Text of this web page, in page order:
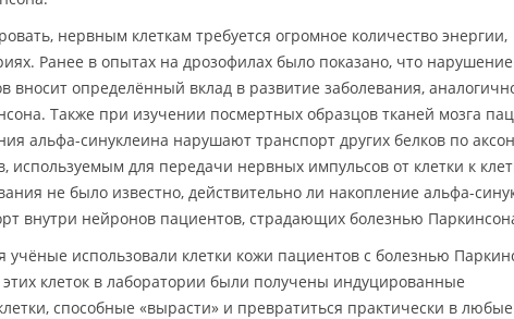
нервным клеткам требуется огромное количество энергии,
Ранее в опытах на дрозофилах было показано, что
вносит определённый вклад в развитие заболевания,
Также при изучении посмертных образцов тканей мозга
альфа-синуклеина нарушают транспорт других белков по
используемым для передачи нервных импульсов от клетки к
не было известно, действительно ли накопление альфа-
внутри нейронов пациентов, страдающих болезнью
учёные использовали клетки кожи пациентов с болезнью
клеток в лаборатории были получены индуцированные
способные «вырасти» и превратиться практически в любые